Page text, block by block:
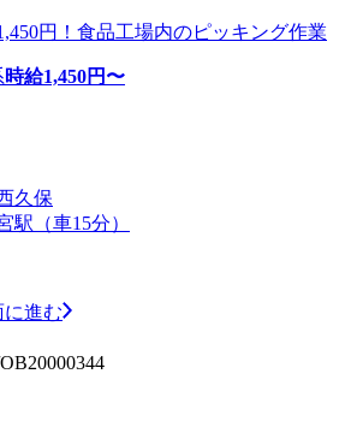
円！食品工場内のピッキング作業
時給1,450円〜
久保
駅（車15分）
に進む